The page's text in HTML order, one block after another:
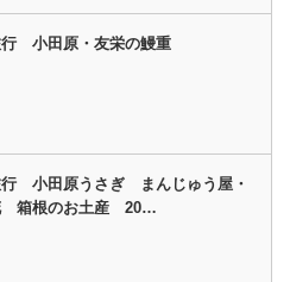
行 小田原・友栄の鰻重
行 小田原うさぎ まんじゅう屋・
箱根のお土産 20…